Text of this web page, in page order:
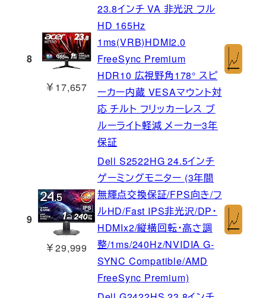
8
￥17,657
23.8インチ VA 非光沢 フル
HD 165Hz
1ms(VRB)HDMI2.0
FreeSync Premium
HDR10 広視野角178° スピ
ーカー内蔵 VESAマウント対
応 チルト フリッカーレス ブ
ルーライト軽減 メーカー3年
保証
9
￥29,999
Dell S2522HG 24.5インチ
ゲーミングモニター (3年間
無輝点交換保証/FPS向き/フ
ルHD/Fast IPS非光沢/DP・
HDMIx2/縦横回転・高さ調
整/1ms/240Hz/NVIDIA G-
SYNC Compatible/AMD
FreeSync Premium)